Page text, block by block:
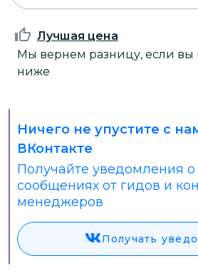
Лучшая цена
Мы вернем разницу, если вы
ниже
Ничего не упустите с
ВКонтакте
Получайте уведомления
сообщениях от гидов и
менеджеров
Получать